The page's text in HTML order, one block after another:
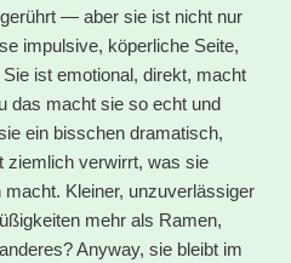
— aber sie ist nicht nur
impulsive, köperliche Seite,
ist emotional, direkt, macht
das macht sie so echt und
ein bisschen dramatisch,
ziemlich verwirrt, was sie
Kleiner, unzuverlässiger
mehr als Ramen,
Anyway, sie bleibt im